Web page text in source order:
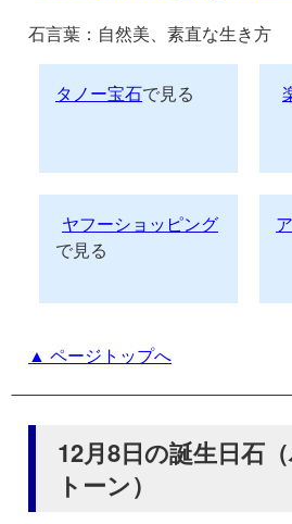
石言葉：自然美、素直な生き方
タノー宝石で見る
ヤフーショッピング
で見る
▲ ページトップへ
12月8日の誕生日石
トーン）